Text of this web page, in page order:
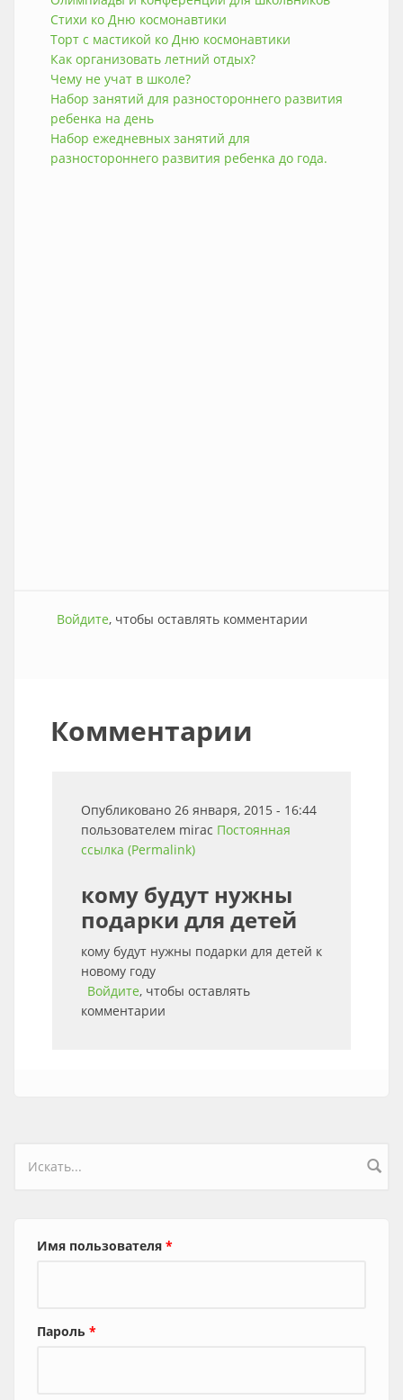
Стихи ко Дню космонавтики
Торт с мастикой ко Дню космонавтики
Как организовать летний отдых?
Чему не учат в школе?
Набор занятий для разностороннего развития
ребенка на день
Набор ежедневных занятий для
разностороннего развития ребенка до года.
Войдите, чтобы оставлять комментарии
Комментарии
Опубликовано 26 января, 2015 - 16:44
пользователем mirac Постоянная
ссылка (Permalink)
кому будут нужны
подарки для детей
кому будут нужны подарки для детей к
новому году
Войдите, чтобы оставлять
комментарии
Форма поиска
Имя пользователя *
Пароль *